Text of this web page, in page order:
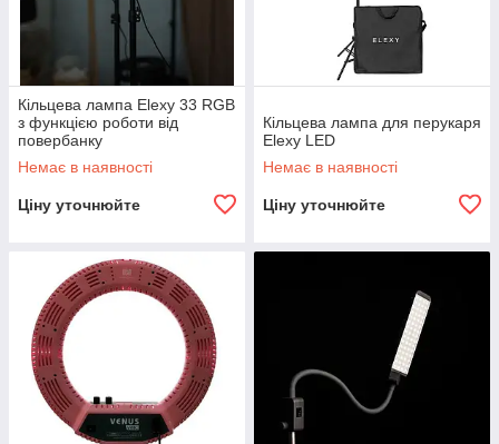
Кільцева лампа Elexy 33 RGB
з функцією роботи від
повербанку
Немає в наявності
Ціну уточнюйте
Кільцева лампа для перукаря
Elexy LED
Немає в наявності
Ціну уточнюйте